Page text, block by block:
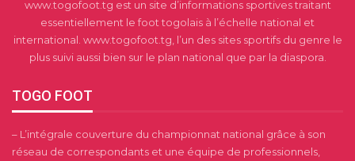
www.togofoot.tg est un site d’informations sportives traitant
essentiellement le foot togolais à l’échelle national et
international. www.togofoot.tg, l’un des sites sportifs du genre le
plus suivi aussi bien sur le plan national que par la diaspora.
TOGO FOOT
– L’intégrale couverture du championnat national grâce à son
réseau de correspondants et une équipe de professionnels,